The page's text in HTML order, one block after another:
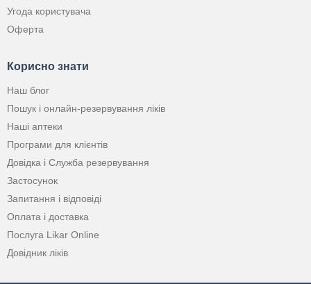
Угода користувача
Оферта
Корисно знати
Наш блог
Пошук і онлайн-резервування ліків
Наші аптеки
Програми для клієнтів
Довідка і Служба резервування
Застосунок
Запитання і відповіді
Оплата і доставка
Послуга Likar Online
Довідник ліків